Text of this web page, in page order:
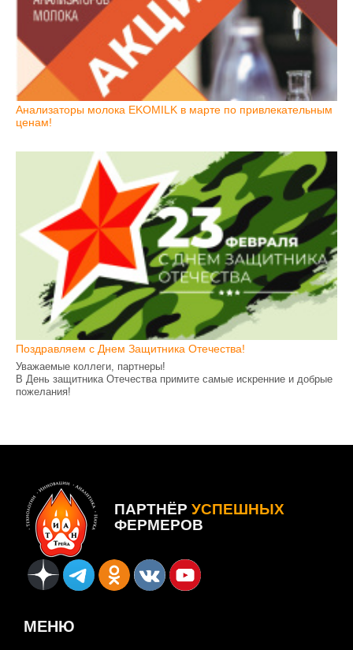
Анализаторы молока EKOMILK в марте по привлекательным
ценам!
Поздравляем с Днем Защитника Отечества!
Уважаемые коллеги, партнеры!
В День защитника Отечества примите самые искренние и добрые
пожелания!
ПАРТНЁР УСПЕШНЫХ
ФЕРМЕРОВ
МЕНЮ